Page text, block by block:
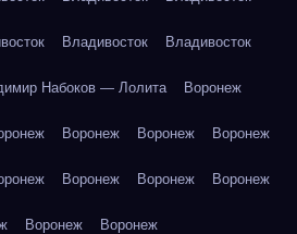
Владивосток Владивосток
Набоков — Лолита Воронеж
Воронеж Воронеж Воронеж
Воронеж Воронеж Воронеж
Воронеж Воронеж